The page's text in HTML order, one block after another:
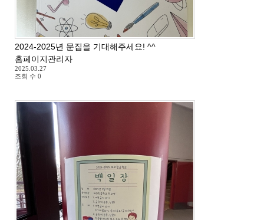
2024-2025년 문집을 기대해주세요! ^^
홈페이지관리자
2025.03.27
조회 수 0